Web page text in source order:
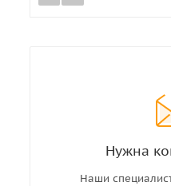
Нужна
Наши